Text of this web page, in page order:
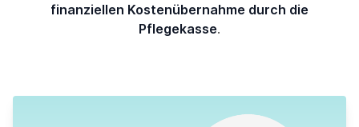
finanziellen Kostenübernahme durch die
Pflegekasse.